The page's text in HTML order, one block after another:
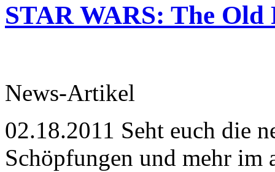
STAR WARS: The
News-Artikel
02.18.2011 Seht euch die
Schöpfungen und mehr im